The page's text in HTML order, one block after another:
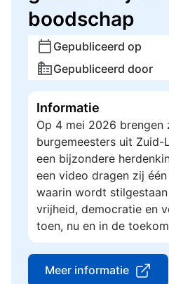
boodschap
Gepubliceerd op
Gepubliceerd door
Informatie
Op 4 mei 2026 brengen
burgemeesters uit Zuid-
een bijzondere
een video dragen zij
waarin wordt
vrijheid, democratie en
toen, nu en in de
Meer informatie